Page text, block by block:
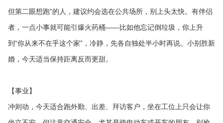
但第二眼想跑”的人，建议约会选在公共场所，别上头太快。有伴侣
者，一点小事就可能引爆火药桶——比如他忘记倒垃圾，你上升
到“你从来不在乎这个家”，冷静，先各自独处半小时再说。小别胜新
婚，今天适当保持距离反而更甜。
【事业】
冲则动，今天适合跑外勤、出差、拜访客户，坐在工位上只会让你